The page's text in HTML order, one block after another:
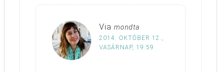
Via mondta
2014. OKTÓBER 12.,
VASÁRNAP, 19:59